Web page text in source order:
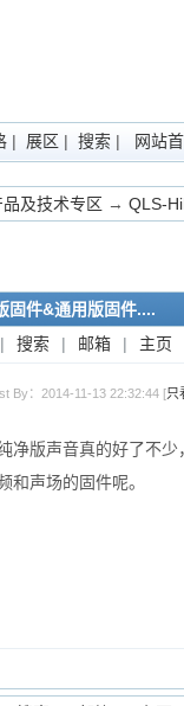
| 展区 |搜索 | 网站
及技术专区 →QLS-
固件&通用版固件....
| 搜索 | 邮箱 | 主页
By：2014-11-13 22:32:44 [只
净版声音真的好了不
和声场的固件呢。